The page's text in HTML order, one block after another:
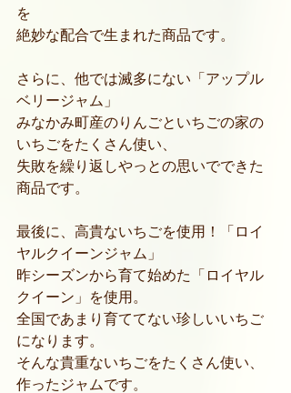
を
絶妙な配合で生まれた商品です。
さらに、他では滅多にない「アップル
ベリージャム」
みなかみ町産のりんごといちごの家の
いちごをたくさん使い、
失敗を繰り返しやっとの思いでできた
商品です。
最後に、高貴ないちごを使用！「ロイ
ヤルクイーンジャム」
昨シーズンから育て始めた「ロイヤル
クイーン」を使用。
全国であまり育ててない珍しいいちご
になります。
そんな貴重ないちごをたくさん使い、
作ったジャムです。